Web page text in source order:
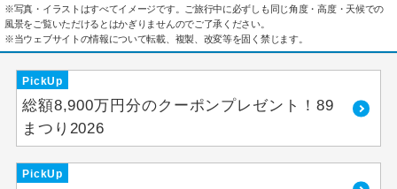
※写真・イラストはすべてイメージです。ご旅行中に必ずしも同じ角度・高度・天候での
風景をご覧いただけるとはかぎりませんのでご了承ください。
※当ウェブサイトの情報について転載、複製、改変等を固く禁じます。
PickUp
総額8,900万円分のクーポンプレゼント！89
まつり2026
PickUp